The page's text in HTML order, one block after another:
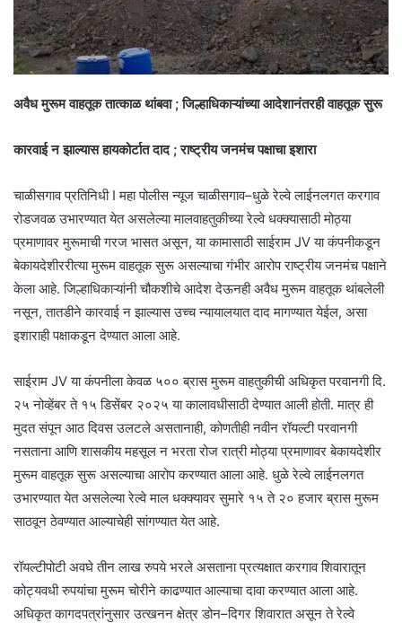
अवैध मुरूम वाहतूक तात्काळ थांबवा ; जिल्हाधिकाऱ्यांच्या आदेशानंतरही वाहतूक सुरू
कारवाई न झाल्यास हायकोर्टात दाद ; राष्ट्रीय जनमंच पक्षाचा इशारा
चाळीसगाव प्रतिनिधी I महा पोलीस न्यूज चाळीसगाव–धुळे रेल्वे लाईनलगत करगाव
रोडजवळ उभारण्यात येत असलेल्या मालवाहतुकीच्या रेल्वे धक्क्यासाठी मोठ्या
प्रमाणावर मुरूमाची गरज भासत असून, या कामासाठी साईराम JV या कंपनीकडून
बेकायदेशीररीत्या मुरूम वाहतूक सुरू असल्याचा गंभीर आरोप राष्ट्रीय जनमंच पक्षाने
केला आहे. जिल्हाधिकाऱ्यांनी चौकशीचे आदेश देऊनही अवैध मुरूम वाहतूक थांबलेली
नसून, तातडीने कारवाई न झाल्यास उच्च न्यायालयात दाद मागण्यात येईल, असा
इशाराही पक्षाकडून देण्यात आला आहे.
साईराम JV या कंपनीला केवळ ५०० ब्रास मुरूम वाहतुकीची अधिकृत परवानगी दि.
२५ नोव्हेंबर ते १५ डिसेंबर २०२५ या कालावधीसाठी देण्यात आली होती. मात्र ही
मुदत संपून आठ दिवस उलटले असतानाही, कोणतीही नवीन रॉयल्टी परवानगी
नसताना आणि शासकीय महसूल न भरता रोज रात्री मोठ्या प्रमाणावर बेकायदेशीर
मुरूम वाहतूक सुरू असल्याचा आरोप करण्यात आला आहे. धुळे रेल्वे लाईनलगत
उभारण्यात येत असलेल्या रेल्वे माल धक्क्यावर सुमारे १५ ते २० हजार ब्रास मुरूम
साठवून ठेवण्यात आल्याचेही सांगण्यात येत आहे.
रॉयल्टीपोटी अवघे तीन लाख रुपये भरले असताना प्रत्यक्षात करगाव शिवारातून
कोट्यवधी रुपयांचा मुरूम चोरीने काढण्यात आल्याचा दावा करण्यात आला आहे.
अधिकृत कागदपत्रांनुसार उत्खनन क्षेत्र डोन–दिगर शिवारात असून ते रेल्वे